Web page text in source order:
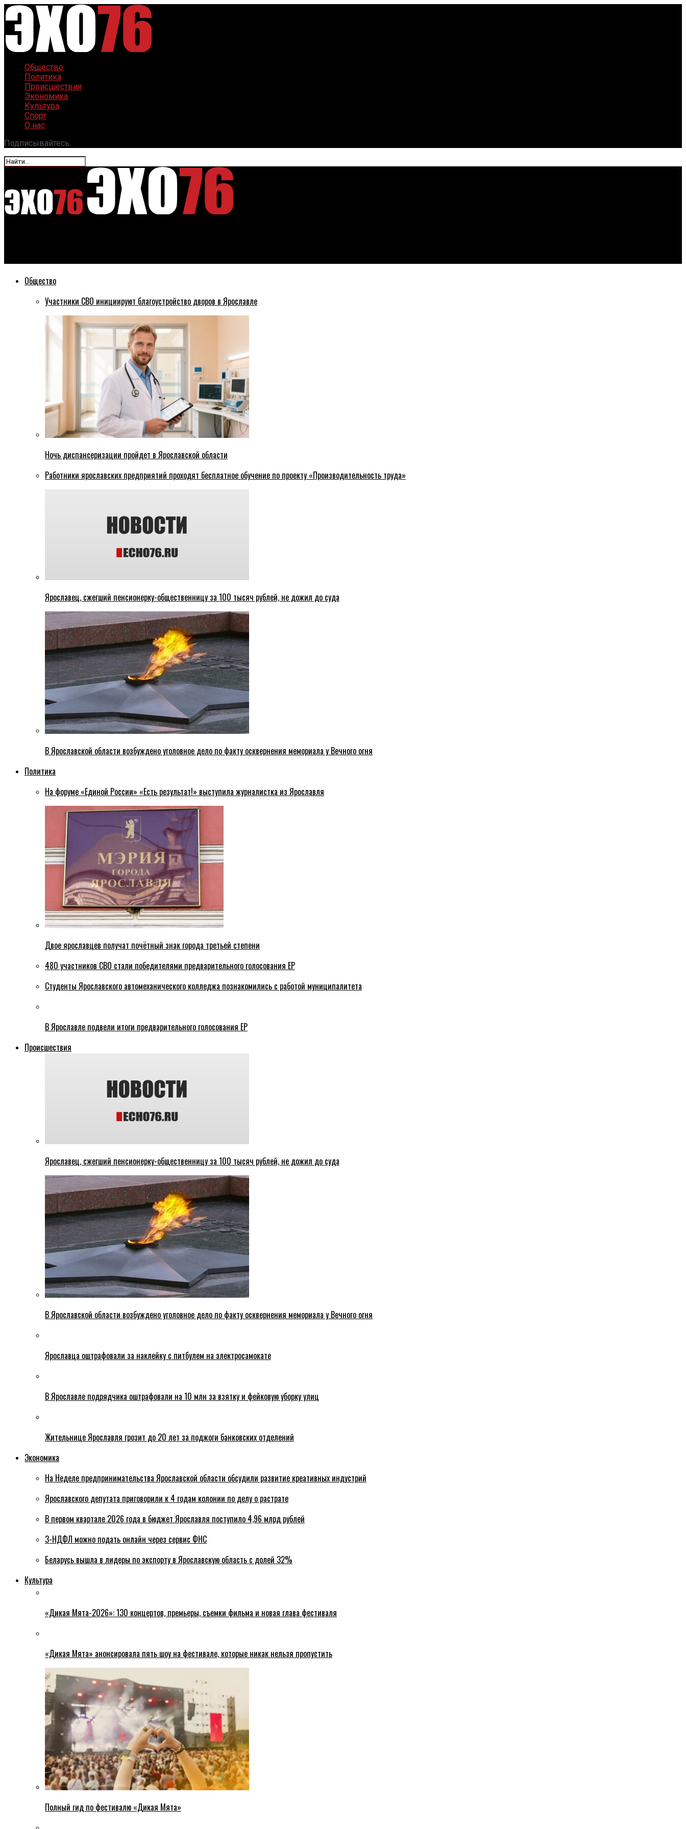
Общество
Политика
Происшествия
Экономика
Культура
Спорт
О нас
Подписывайтесь:
Общество
Участники СВО инициируют благоустройство дворов в Ярославле
Ночь диспансеризации пройдет в Ярославской области
Работники ярославских предприятий проходят бесплатное обучение по проекту «Производительность труда»
Ярославец, сжегший пенсионерку-общественницу за 100 тысяч рублей, не дожил до суда
В Ярославской области возбуждено уголовное дело по факту осквернения мемориала у Вечного огня
Политика
На форуме «Единой России» «Есть результат!» выступила журналистка из Ярославля
Двое ярославцев получат почётный знак города третьей степени
480 участников СВО стали победителями предварительного голосования ЕР
Студенты Ярославского автомеханического колледжа познакомились с работой муниципалитета
В Ярославле подвели итоги предварительного голосования ЕР
Происшествия
Ярославец, сжегший пенсионерку-общественницу за 100 тысяч рублей, не дожил до суда
В Ярославской области возбуждено уголовное дело по факту осквернения мемориала у Вечного огня
Ярославца оштрафовали за наклейку с питбулем на электросамокате
В Ярославле подрядчика оштрафовали на 10 млн за взятку и фейковую уборку улиц
Жительнице Ярославля грозит до 20 лет за поджоги банковских отделений
Экономика
На Неделе предпринимательства Ярославской области обсудили развитие креативных индустрий
Ярославского депутата приговорили к 4 годам колонии по делу о растрате
В первом квартале 2026 года в бюджет Ярославля поступило 4,96 млрд рублей
3-НДФЛ можно подать онлайн через сервис ФНС
Беларусь вышла в лидеры по экспорту в Ярославскую область с долей 32%
Культура
«Дикая Мята-2026»: 130 концертов, премьеры, съемки фильма и новая глава фестиваля
«Дикая Мята» анонсировала пять шоу на фестивале, которые никак нельзя пропустить
Полный гид по фестивалю «Дикая Мята»